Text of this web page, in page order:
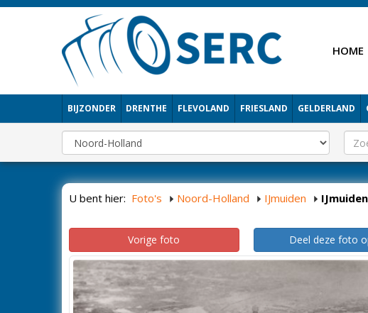
HOME
BIJZONDER DRENTHE FLEVOLAND FRIESLAND GELDERLAND
U bent hier: Foto's Noord-Holland IJmuiden IJmuiden
Vorige foto Deel deze foto